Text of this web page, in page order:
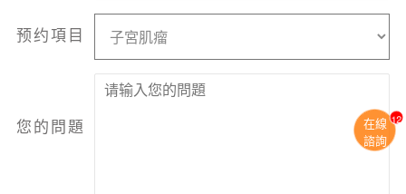
预约項目
您的問題
在線
諮詢
13